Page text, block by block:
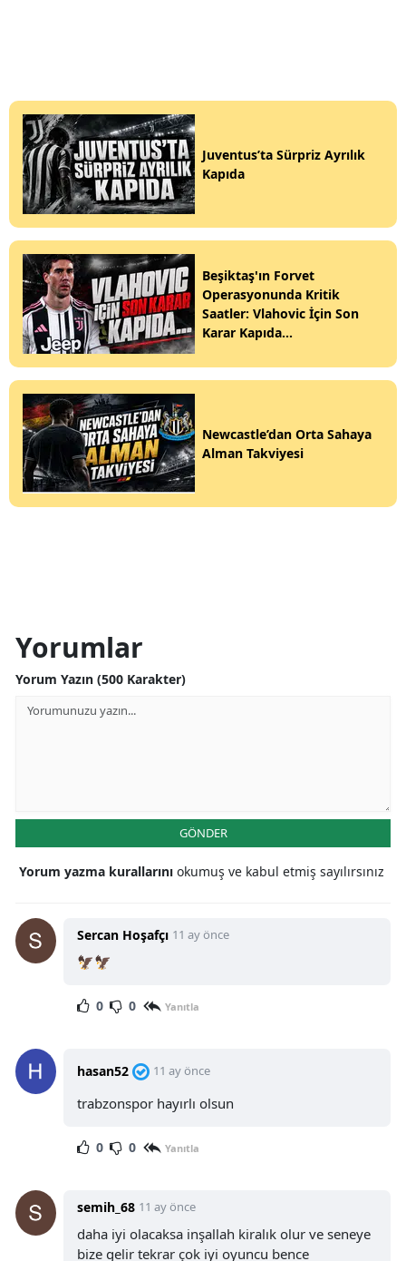
Juventus’ta Sürpriz Ayrılık
Kapıda
Beşiktaş'ın Forvet
Operasyonunda Kritik
Saatler: Vlahovic İçin Son
Karar Kapıda...
Newcastle’dan Orta Sahaya
Alman Takviyesi
Yorumlar
Yorum Yazın (500 Karakter)
GÖNDER
Yorum yazma kurallarını okumuş ve kabul etmiş sayılırsınız
Sercan Hoşafçı 11 ay önce
🦅🦅
0 0 Yanıtla
hasan52 11 ay önce
trabzonspor hayırlı olsun
0 0 Yanıtla
semih_68 11 ay önce
daha iyi olacaksa inşallah kiralık olur ve seneye
bize gelir tekrar çok iyi oyuncu bence